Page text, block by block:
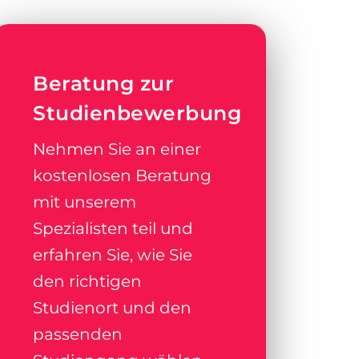
Beratung zur
Studienbewerbung
Nehmen Sie an einer
kostenlosen Beratung
mit unserem
Spezialisten teil und
erfahren Sie, wie Sie
den richtigen
Studienort und den
passenden